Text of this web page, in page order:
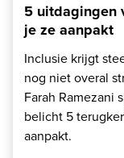
5 uitdagingen
je ze aanpakt
Inclusie krijgt
nog niet overal
Farah Ramezani
belicht 5
aanpakt.